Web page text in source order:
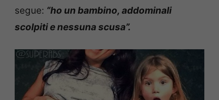
segue: “ho un bambino, addominali
scolpiti e nessuna scusa”.